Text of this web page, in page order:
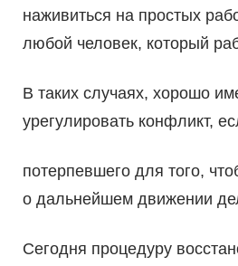
наживиться на простых
любой человек, который
В таких случаях, хорошо
урегулировать конфликт,
потерпевшего для того,
о дальнейшем движении
Сегодня процедуру